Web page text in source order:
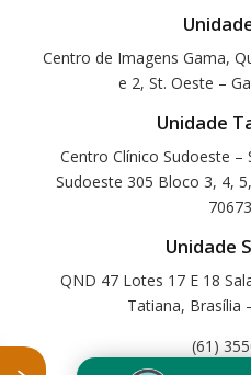
Centro de Imagens Gama,
e 2, St. Oeste –
Unidade
Centro Clínico Sudoeste –
Sudoeste 305 Bloco 3, 4,
Unidade
QND 47 Lotes 17 E 18
Tatiana, Brasília
(61)